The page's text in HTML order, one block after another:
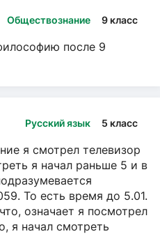
Обществознание 9 класс
после 9
Русский язык 5 класс
я смотрел телевизор
я начал раньше 5 и в
То есть время до 5.01.
означает я посмотрел
я начал смотреть